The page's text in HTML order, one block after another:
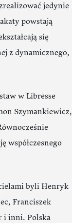
jedynie
powstają
się
z dynamicznego,
w Libresse
Szymankiewicz,
współczesnego
byli Henryk
Franciszek
i inni. Polska